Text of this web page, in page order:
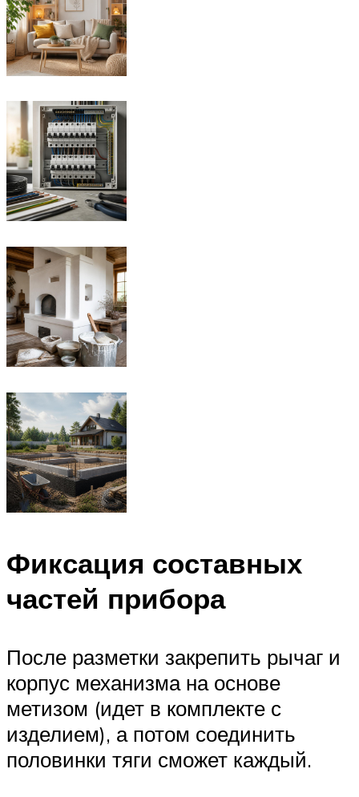
Фиксация составных
частей прибора
После разметки закрепить рычаг и
корпус механизма на основе
метизом (идет в комплекте с
изделием), а потом соединить
половинки тяги сможет каждый.